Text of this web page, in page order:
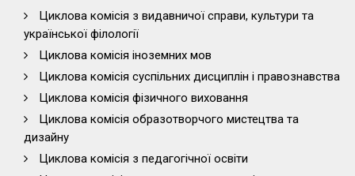
Циклова комісія з видавничої справи, культури та
української філології
Циклова комісія іноземних мов
Циклова комісія суспільних дисциплін і правознавства
Циклова комісія фізичного виховання
Циклова комісія образотворчого мистецтва та
дизайну
Циклова комісія з педагогічної освіти